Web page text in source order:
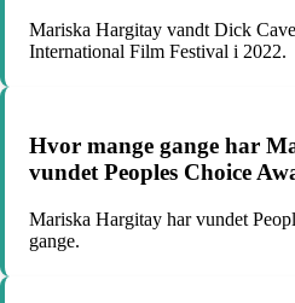
Mariska Hargitay vandt Dick
International Film Festival i 2022.
Hvor mange gange har
vundet Peoples Choice
Mariska Hargitay har vundet
gange.